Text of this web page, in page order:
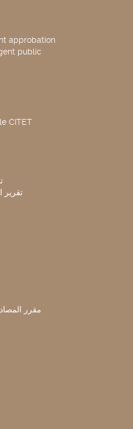
approbation
public
CITET
تقرير الاداء لسنة